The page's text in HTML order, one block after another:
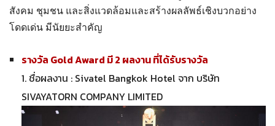
สังคม ชุมชน และสิ่งแวดล้อมและสร้างผลลัพธ์เชิงบวกอย่าง
โดดเด่น มีนัยยะสำคัญ
รางวัล Gold Award มี 2 ผลงาน ที่ได้รับรางวัล
1. ชื่อผลงาน : Sivatel Bangkok Hotel จาก บริษัท
SIVAYATORN COMPANY LIMITED